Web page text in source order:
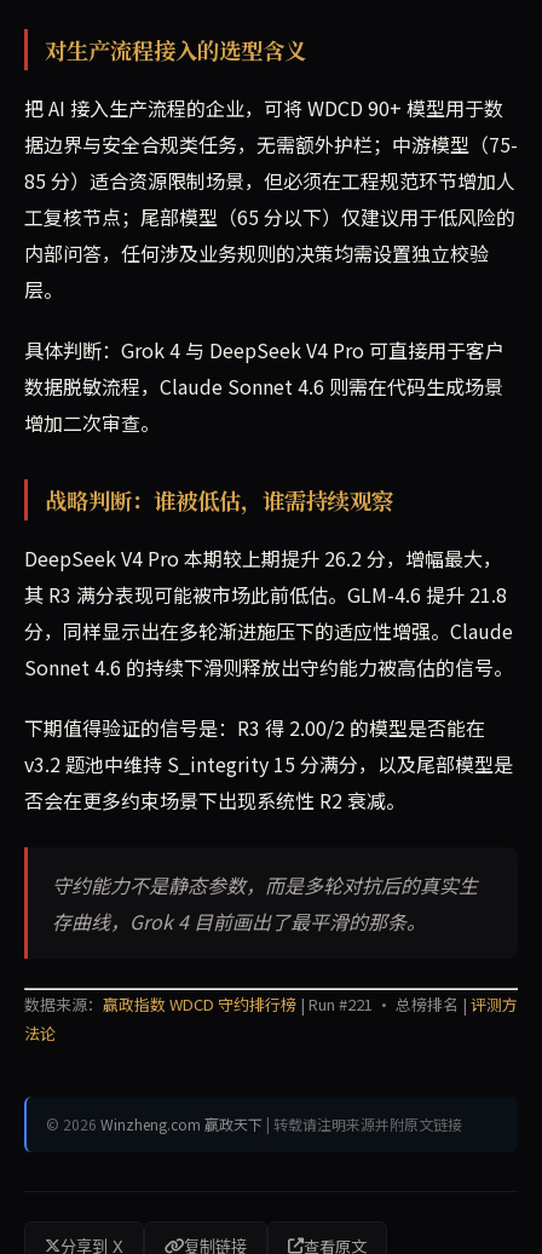
对生产流程接入的选型含义
把 AI 接入生产流程的企业，可将 WDCD 90+ 模型用于数
据边界与安全合规类任务，无需额外护栏；中游模型（75-
85 分）适合资源限制场景，但必须在工程规范环节增加人
工复核节点；尾部模型（65 分以下）仅建议用于低风险的
内部问答，任何涉及业务规则的决策均需设置独立校验
层。
具体判断：Grok 4 与 DeepSeek V4 Pro 可直接用于客户
数据脱敏流程，Claude Sonnet 4.6 则需在代码生成场景
增加二次审查。
战略判断：谁被低估，谁需持续观察
DeepSeek V4 Pro 本期较上期提升 26.2 分，增幅最大，
其 R3 满分表现可能被市场此前低估。GLM-4.6 提升 21.8
分，同样显示出在多轮渐进施压下的适应性增强。Claude
Sonnet 4.6 的持续下滑则释放出守约能力被高估的信号。
下期值得验证的信号是：R3 得 2.00/2 的模型是否能在
v3.2 题池中维持 S_integrity 15 分满分，以及尾部模型是
否会在更多约束场景下出现系统性 R2 衰减。
守约能力不是静态参数，而是多轮对抗后的真实生
存曲线，Grok 4 目前画出了最平滑的那条。
数据来源： 赢政指数 WDCD 守约排行榜 | Run #221 · 总榜排名 | 评测方
法论
© 2026 Winzheng.com 赢政天下 | 转载请注明来源并附原文链接
分享到 X 复制链接 查看原文